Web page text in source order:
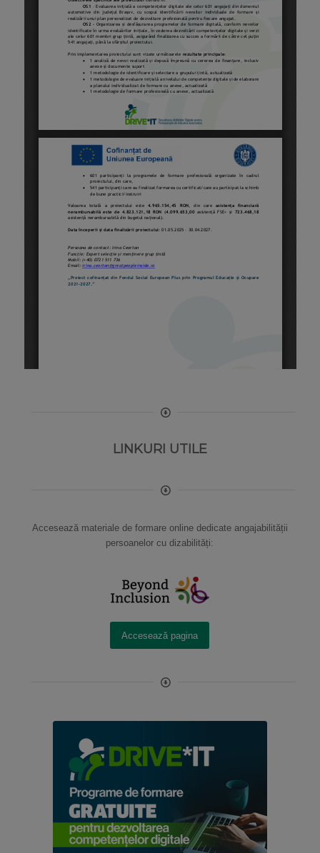
LINKURI UTILE
Accesează materiale de formare online dedicate angajabilității
persoanelor cu dizabilități:
Accesează pagina